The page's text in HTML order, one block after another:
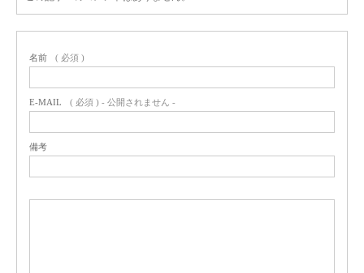
名前 ( 必須 )
E-MAIL ( 必須 ) - 公開されません -
備考